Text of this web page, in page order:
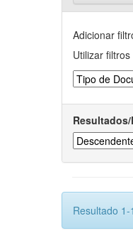
Adicionar
Utilizar
Resultado 1-